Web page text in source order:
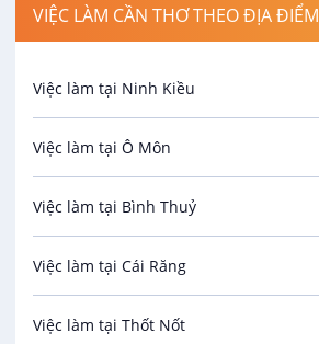
Luật
VIỆC LÀM CẦN THƠ THEO ĐỊA ĐIỂM
Việc làm tại Ninh Kiều
Việc làm tại Ô Môn
Việc làm tại Bình Thuỷ
Việc làm tại Cái Răng
Việc làm tại Thốt Nốt